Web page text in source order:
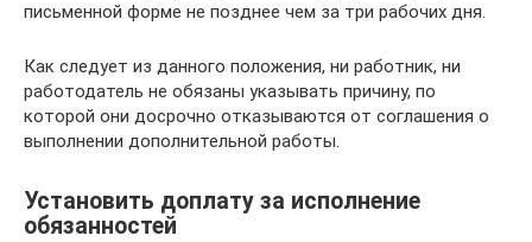
письменной форме не позднее чем за три рабочих дня.
Как следует из данного положения, ни работник, ни
работодатель не обязаны указывать причину, по
которой они досрочно отказываются от соглашения о
выполнении дополнительной работы.
Установить доплату за исполнение
обязанностей